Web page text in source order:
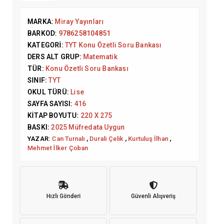
MARKA: Miray Yayınları
BARKOD: 9786258104851
KATEGORI: TYT Konu Özetli Soru Bankası
DERS ALT GRUP: Matematik
TÜR: Konu Özetli Soru Bankası
SINIF:TYT
OKUL TÜRÜ: Lise
SAYFA SAYISI: 416
KITAP BOYUTU: 220 X 275
BASKI: 2025 Müfredata Uygun
YAZAR: Can Turnalı , Durali Çelik , Kurtuluş İlhan ,
Mehmet İlker Çoban
Hızlı Gönderi Güvenli Alışveriş